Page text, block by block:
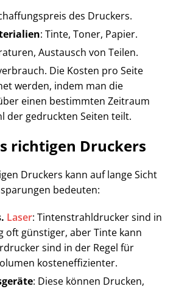
des Druckers.
: Tinte, Toner, Papier.
Austausch von Teilen.
Die Kosten pro Seite
werden, indem man die
einen bestimmten Zeitraum
der gedruckten Seiten teilt.
richtigen Druckers
Druckers kann auf lange Sicht
bedeuten:
Laser: Tintenstrahldrucker sind in
oft günstiger, aber Tinte kann
sind in der Regel für
kosteneffizienter.
: Diese können Drucken,